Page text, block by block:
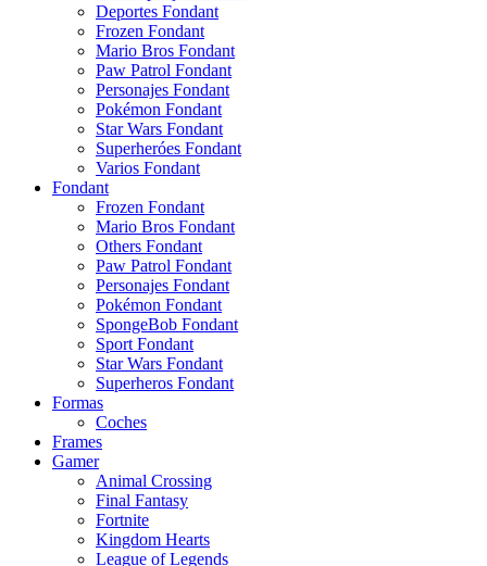
Deportes Fondant
Frozen Fondant
Mario Bros Fondant
Paw Patrol Fondant
Personajes Fondant
Pokémon Fondant
Star Wars Fondant
Superheróes Fondant
Varios Fondant
Fondant
Frozen Fondant
Mario Bros Fondant
Others Fondant
Paw Patrol Fondant
Personajes Fondant
Pokémon Fondant
SpongeBob Fondant
Sport Fondant
Star Wars Fondant
Superheros Fondant
Formas
Coches
Frames
Gamer
Animal Crossing
Final Fantasy
Fortnite
Kingdom Hearts
League of Legends